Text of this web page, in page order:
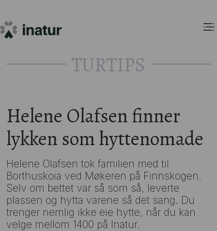
TURTIPS
Helene Olafsen finner
lykken som hyttenomade
Helene Olafsen tok familien med til
Borthuskoia ved Møkeren på Finnskogen.
Selv om bettet var så som så, leverte
plassen og hytta varene så det sang. Du
trenger nemlig ikke eie hytte, når du kan
velge mellom 1400 på Inatur.